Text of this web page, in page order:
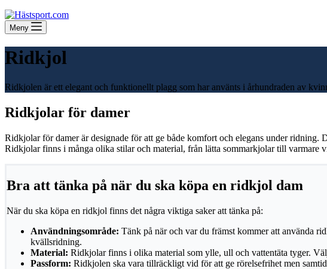
Meny
Ridkjol
Ridkjolen är ett elegant och funktionellt plagg som har använts i århundraden av
Ridkjolar för damer
Ridkjolar för damer är designade för att ge både komfort och elegans under
Ridkjolar finns i många olika stilar och material, från lätta sommarkjolar till varmare
Bra att tänka på när du ska köpa en ridkjol dam
När du ska köpa en ridkjol finns det några viktiga saker att tänka på:
Användningsområde: Tänk på när och var du främst kommer att använda
kvällsridning.
Material: Ridkjolar finns i olika material som ylle, ull och vattentäta tyger.
Passform: Ridkjolen ska vara tillräckligt vid för att ge rörelsefrihet men